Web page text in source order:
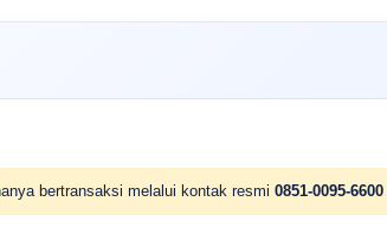
bertransaksi melalui kontak resmi 0851-0095-6600